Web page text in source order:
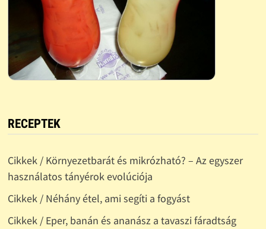
RECEPTEK
Cikkek / Környezetbarát és mikrózható? – Az egyszer
használatos tányérok evolúciója
Cikkek / Néhány étel, ami segíti a fogyást
Cikkek / Eper, banán és ananász a tavaszi fáradtság